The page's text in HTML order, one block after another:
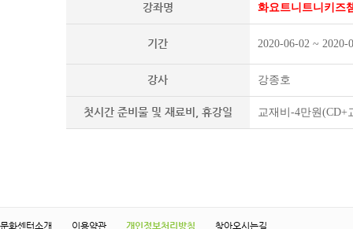
강좌명 화요트니트니키즈
기간 2020-06-02 ~ 2020-
강사 강종호
첫시간 준비물 및 재료비, 휴강일 교재비-4만원(CD+
문화센터소개 이용약관 개인정보처리방침 찾아오시는길